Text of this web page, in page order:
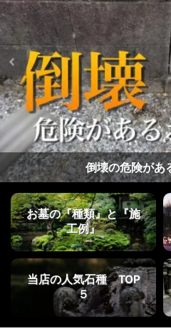
繕
お墓の『種類』と『施
工例』
当店の人気石種 TOP
５